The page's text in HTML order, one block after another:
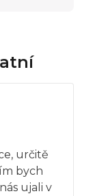
určitě
bych
ujali v